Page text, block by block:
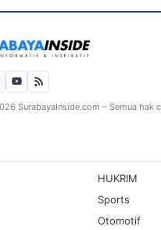
SurabayaInside.com – Semua hak
HUKRIM
Sports
Otomotif